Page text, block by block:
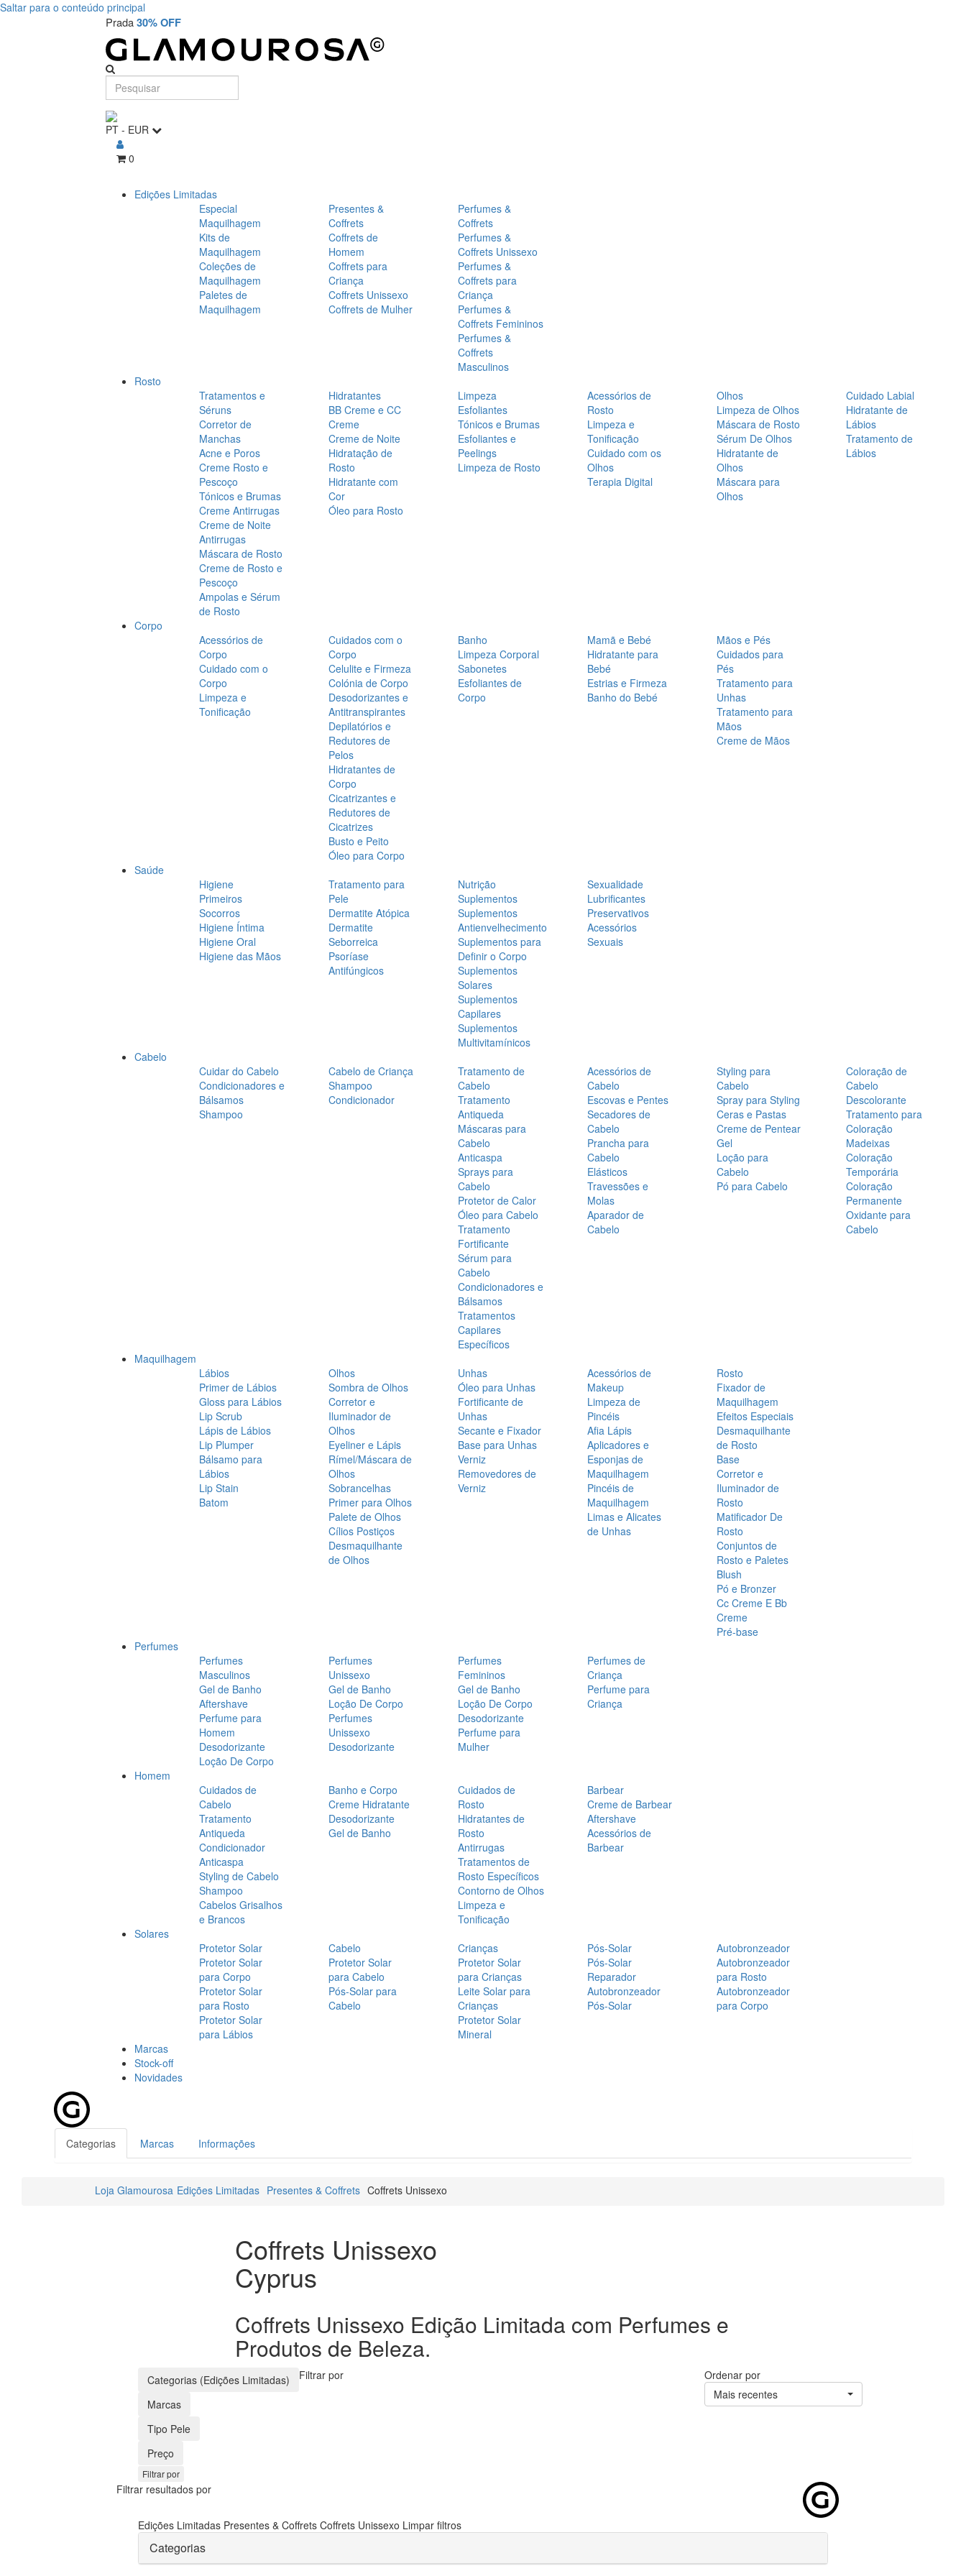
Saltar para o conteúdo principal
Prada30% OFF
PT - EUR
0
Edições Limitadas
Especial
Maquilhagem
Kits de
Maquilhagem
Coleções de
Maquilhagem
Paletes de
Maquilhagem
Presentes &
Coffrets
Coffrets de
Homem
Coffrets para
Criança
Coffrets Unissexo
Coffrets de Mulher
Perfumes &
Coffrets
Perfumes &
Coffrets Unissexo
Perfumes &
Coffrets para
Criança
Perfumes &
Coffrets Femininos
Perfumes &
Coffrets
Masculinos
Rosto
Tratamentos e
Séruns
Corretor de
Manchas
Acne e Poros
Creme Rosto e
Pescoço
Tónicos e Brumas
Creme Antirrugas
Creme de Noite
Antirrugas
Máscara de Rosto
Creme de Rosto e
Pescoço
Ampolas e Sérum
de Rosto
Hidratantes
BB Creme e CC
Creme
Creme de Noite
Hidratação de
Rosto
Hidratante com
Cor
Óleo para Rosto
Limpeza
Esfoliantes
Tónicos e Brumas
Esfoliantes e
Peelings
Limpeza de Rosto
Acessórios de
Rosto
Limpeza e
Tonificação
Cuidado com os
Olhos
Terapia Digital
Olhos
Limpeza de Olhos
Máscara de Rosto
Sérum De Olhos
Hidratante de
Olhos
Máscara para
Olhos
Cuidado Labial
Hidratante de
Lábios
Tratamento de
Lábios
Corpo
Acessórios de
Corpo
Cuidado com o
Corpo
Limpeza e
Tonificação
Cuidados com o
Corpo
Celulite e Firmeza
Colónia de Corpo
Desodorizantes e
Antitranspirantes
Depilatórios e
Redutores de
Pelos
Hidratantes de
Corpo
Cicatrizantes e
Redutores de
Cicatrizes
Busto e Peito
Óleo para Corpo
Banho
Limpeza Corporal
Sabonetes
Esfoliantes de
Corpo
Mamã e Bebé
Hidratante para
Bebé
Estrias e Firmeza
Banho do Bebé
Mãos e Pés
Cuidados para
Pés
Tratamento para
Unhas
Tratamento para
Mãos
Creme de Mãos
Saúde
Higiene
Primeiros
Socorros
Higiene Íntima
Higiene Oral
Higiene das Mãos
Tratamento para
Pele
Dermatite Atópica
Dermatite
Seborreica
Psoríase
Antifúngicos
Nutrição
Suplementos
Suplementos
Antienvelhecimento
Suplementos para
Definir o Corpo
Suplementos
Solares
Suplementos
Capilares
Suplementos
Multivitamínicos
Sexualidade
Lubrificantes
Preservativos
Acessórios
Sexuais
Cabelo
Cuidar do Cabelo
Condicionadores e
Bálsamos
Shampoo
Cabelo de Criança
Shampoo
Condicionador
Tratamento de
Cabelo
Tratamento
Antiqueda
Máscaras para
Cabelo
Anticaspa
Sprays para
Cabelo
Protetor de Calor
Óleo para Cabelo
Tratamento
Fortificante
Sérum para
Cabelo
Condicionadores e
Bálsamos
Tratamentos
Capilares
Específicos
Acessórios de
Cabelo
Escovas e Pentes
Secadores de
Cabelo
Prancha para
Cabelo
Elásticos
Travessões e
Molas
Aparador de
Cabelo
Styling para
Cabelo
Spray para Styling
Ceras e Pastas
Creme de Pentear
Gel
Loção para
Cabelo
Pó para Cabelo
Coloração de
Cabelo
Descolorante
Tratamento para
Coloração
Madeixas
Coloração
Temporária
Coloração
Permanente
Oxidante para
Cabelo
Maquilhagem
Lábios
Primer de Lábios
Gloss para Lábios
Lip Scrub
Lápis de Lábios
Lip Plumper
Bálsamo para
Lábios
Lip Stain
Batom
Olhos
Sombra de Olhos
Corretor e
Iluminador de
Olhos
Eyeliner e Lápis
Rímel/Máscara de
Olhos
Sobrancelhas
Primer para Olhos
Palete de Olhos
Cílios Postiços
Desmaquilhante
de Olhos
Unhas
Óleo para Unhas
Fortificante de
Unhas
Secante e Fixador
Base para Unhas
Verniz
Removedores de
Verniz
Acessórios de
Makeup
Limpeza de
Pincéis
Afia Lápis
Aplicadores e
Esponjas de
Maquilhagem
Pincéis de
Maquilhagem
Limas e Alicates
de Unhas
Rosto
Fixador de
Maquilhagem
Efeitos Especiais
Desmaquilhante
de Rosto
Base
Corretor e
Iluminador de
Rosto
Matificador De
Rosto
Conjuntos de
Rosto e Paletes
Blush
Pó e Bronzer
Cc Creme E Bb
Creme
Pré-base
Perfumes
Perfumes
Masculinos
Gel de Banho
Aftershave
Perfume para
Homem
Desodorizante
Loção De Corpo
Perfumes
Unissexo
Gel de Banho
Loção De Corpo
Perfumes
Unissexo
Desodorizante
Perfumes
Femininos
Gel de Banho
Loção De Corpo
Desodorizante
Perfume para
Mulher
Perfumes de
Criança
Perfume para
Criança
Homem
Cuidados de
Cabelo
Tratamento
Antiqueda
Condicionador
Anticaspa
Styling de Cabelo
Shampoo
Cabelos Grisalhos
e Brancos
Banho e Corpo
Creme Hidratante
Desodorizante
Gel de Banho
Cuidados de
Rosto
Hidratantes de
Rosto
Antirrugas
Tratamentos de
Rosto Específicos
Contorno de Olhos
Limpeza e
Tonificação
Barbear
Creme de Barbear
Aftershave
Acessórios de
Barbear
Solares
Protetor Solar
Protetor Solar
para Corpo
Protetor Solar
para Rosto
Protetor Solar
para Lábios
Cabelo
Protetor Solar
para Cabelo
Pós-Solar para
Cabelo
Crianças
Protetor Solar
para Crianças
Leite Solar para
Crianças
Protetor Solar
Mineral
Pós-Solar
Pós-Solar
Reparador
Autobronzeador
Pós-Solar
Autobronzeador
Autobronzeador
para Rosto
Autobronzeador
para Corpo
Marcas
Stock-off
Novidades
Categorias Marcas Informações
Loja Glamourosa Edições Limitadas Presentes & Coffrets Coffrets Unissexo
Coffrets Unissexo
Cyprus
Coffrets Unissexo Edição Limitada com Perfumes e
Produtos de Beleza.
Filtrar por
Categorias (Edições Limitadas)
Marcas
Tipo Pele
Preço
Filtrar por
Ordenar por
Mais recentes
Filtrar resultados por
Edições Limitadas Presentes & Coffrets Coffrets Unissexo Limpar filtros
Categorias